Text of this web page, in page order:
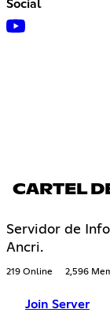
Social
CARTEL
Servidor de
Ancri.
219 Online 2,596
Join Server